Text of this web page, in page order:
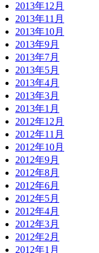
2013年12月
2013年11月
2013年10月
2013年9月
2013年7月
2013年5月
2013年4月
2013年3月
2013年1月
2012年12月
2012年11月
2012年10月
2012年9月
2012年8月
2012年6月
2012年5月
2012年4月
2012年3月
2012年2月
2012年1月